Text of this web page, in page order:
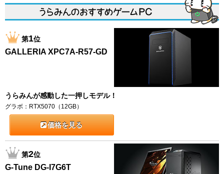
第1位
GALLERIA XPC7A-R57-GD
うらみんが感動した一押しモデル！
グラボ：RTX5070（12GB）
価格を見る
第2位
G-Tune DG-I7G6T